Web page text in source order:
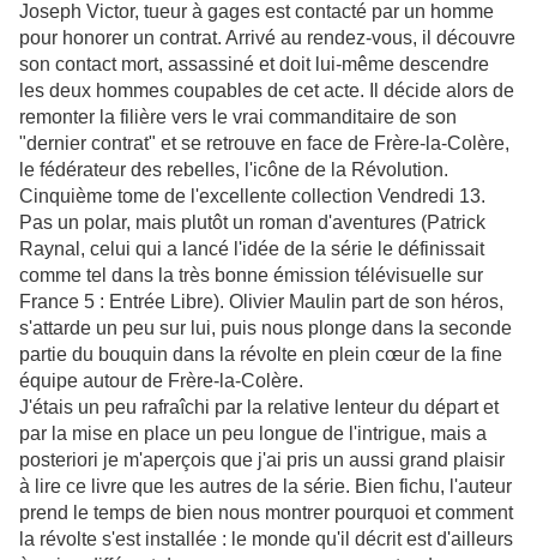
Joseph Victor, tueur à gages est contacté par un homme
pour honorer un contrat. Arrivé au rendez-vous, il découvre
son contact mort, assassiné et doit lui-même descendre
les deux hommes coupables de cet acte. Il décide alors de
remonter la filière vers le vrai commanditaire de son
"dernier contrat" et se retrouve en face de Frère-la-Colère,
le fédérateur des rebelles, l'icône de la Révolution.
Cinquième tome de l'excellente collection Vendredi 13.
Pas un polar, mais plutôt un roman d'aventures (Patrick
Raynal, celui qui a lancé l'idée de la série le définissait
comme tel dans la très bonne émission télévisuelle sur
France 5 : Entrée Libre). Olivier Maulin part de son héros,
s'attarde un peu sur lui, puis nous plonge dans la seconde
partie du bouquin dans la révolte en plein cœur de la fine
équipe autour de Frère-la-Colère.
J'étais un peu rafraîchi par la relative lenteur du départ et
par la mise en place un peu longue de l'intrigue, mais a
posteriori je m'aperçois que j'ai pris un aussi grand plaisir
à lire ce livre que les autres de la série. Bien fichu, l'auteur
prend le temps de bien nous montrer pourquoi et comment
la révolte s'est installée : le monde qu'il décrit est d'ailleurs